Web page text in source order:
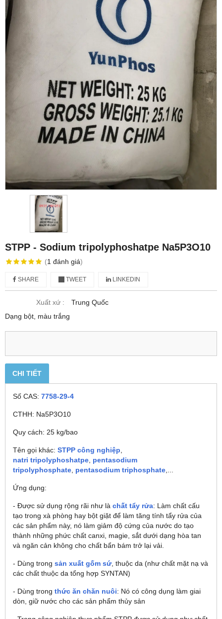
STPP - Sodium tripolyphoshatpe Na5P3O10
(1 đánh giá)
SHARE TWEET LINKEDIN
Xuất xứ :
Trung Quốc
Dạng bột, màu trắng
CHI TIẾT
Số CAS: 7758-29-4
CTHH: Na5P3O10
Quy cách: 25 kg/bao
Tên gọi khác: STPP công nghiệp
natri tripolyphoshatpe pentasodium
tripolyphosphate pentasodium triphosphate
Ứng dụng:
- Được sử dụng rộng rãi như là chất tẩy rửa: Làm chất cấu
tạo trong xà phòng hay bột giặt để làm tăng tính tẩy rửa của
các sản phẩm này, nó làm giảm độ cứng của nước do tạo
thành những phức chất canxi, magie, sắt dưới dạng hòa tan
và ngăn cản không cho chất bẩn bám trở lại vải.
- Dùng trong sản xuất gốm sứ, thuộc da (như chất mặt nạ và
các chất thuộc da tổng hợp SYNTAN)
- Dùng trong thức ăn chăn nuôi: Nó có công dụng làm giai
dòn, giữ nước cho các sản phẩm thủy sản